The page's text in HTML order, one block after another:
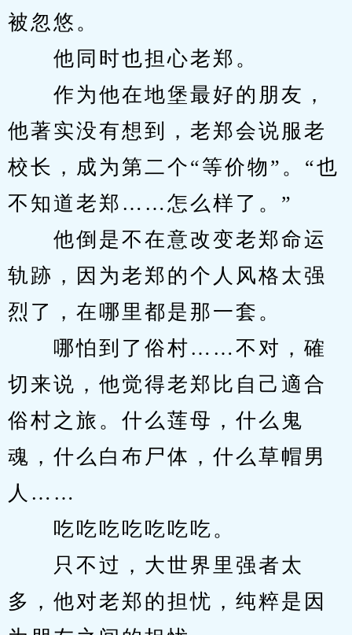
被忽悠。
他同时也担心老郑。
作为他在地堡最好的朋友，
他著实没有想到，老郑会说服老
校长，成为第二个“等价物”。“也
不知道老郑……怎么样了。”
他倒是不在意改变老郑命运
轨跡，因为老郑的个人风格太强
烈了，在哪里都是那一套。
哪怕到了俗村……不对，確
切来说，他觉得老郑比自己適合
俗村之旅。什么莲母，什么鬼
魂，什么白布尸体，什么草帽男
人……
吃吃吃吃吃吃吃。
只不过，大世界里强者太
多，他对老郑的担忧，纯粹是因